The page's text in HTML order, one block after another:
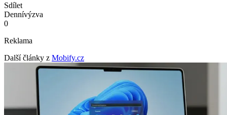
Sdílet
Dennívýzva
0
Reklama
Další články z Mobify.cz